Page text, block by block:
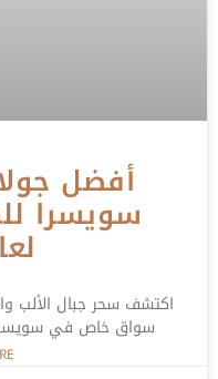
أفضل
سويسرا
اكتشف سحر جبال الألب
سواق خاص في سويسرا . اتصل
»